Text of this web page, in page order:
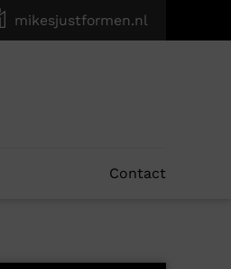
mikesjustformen.nl
Contact